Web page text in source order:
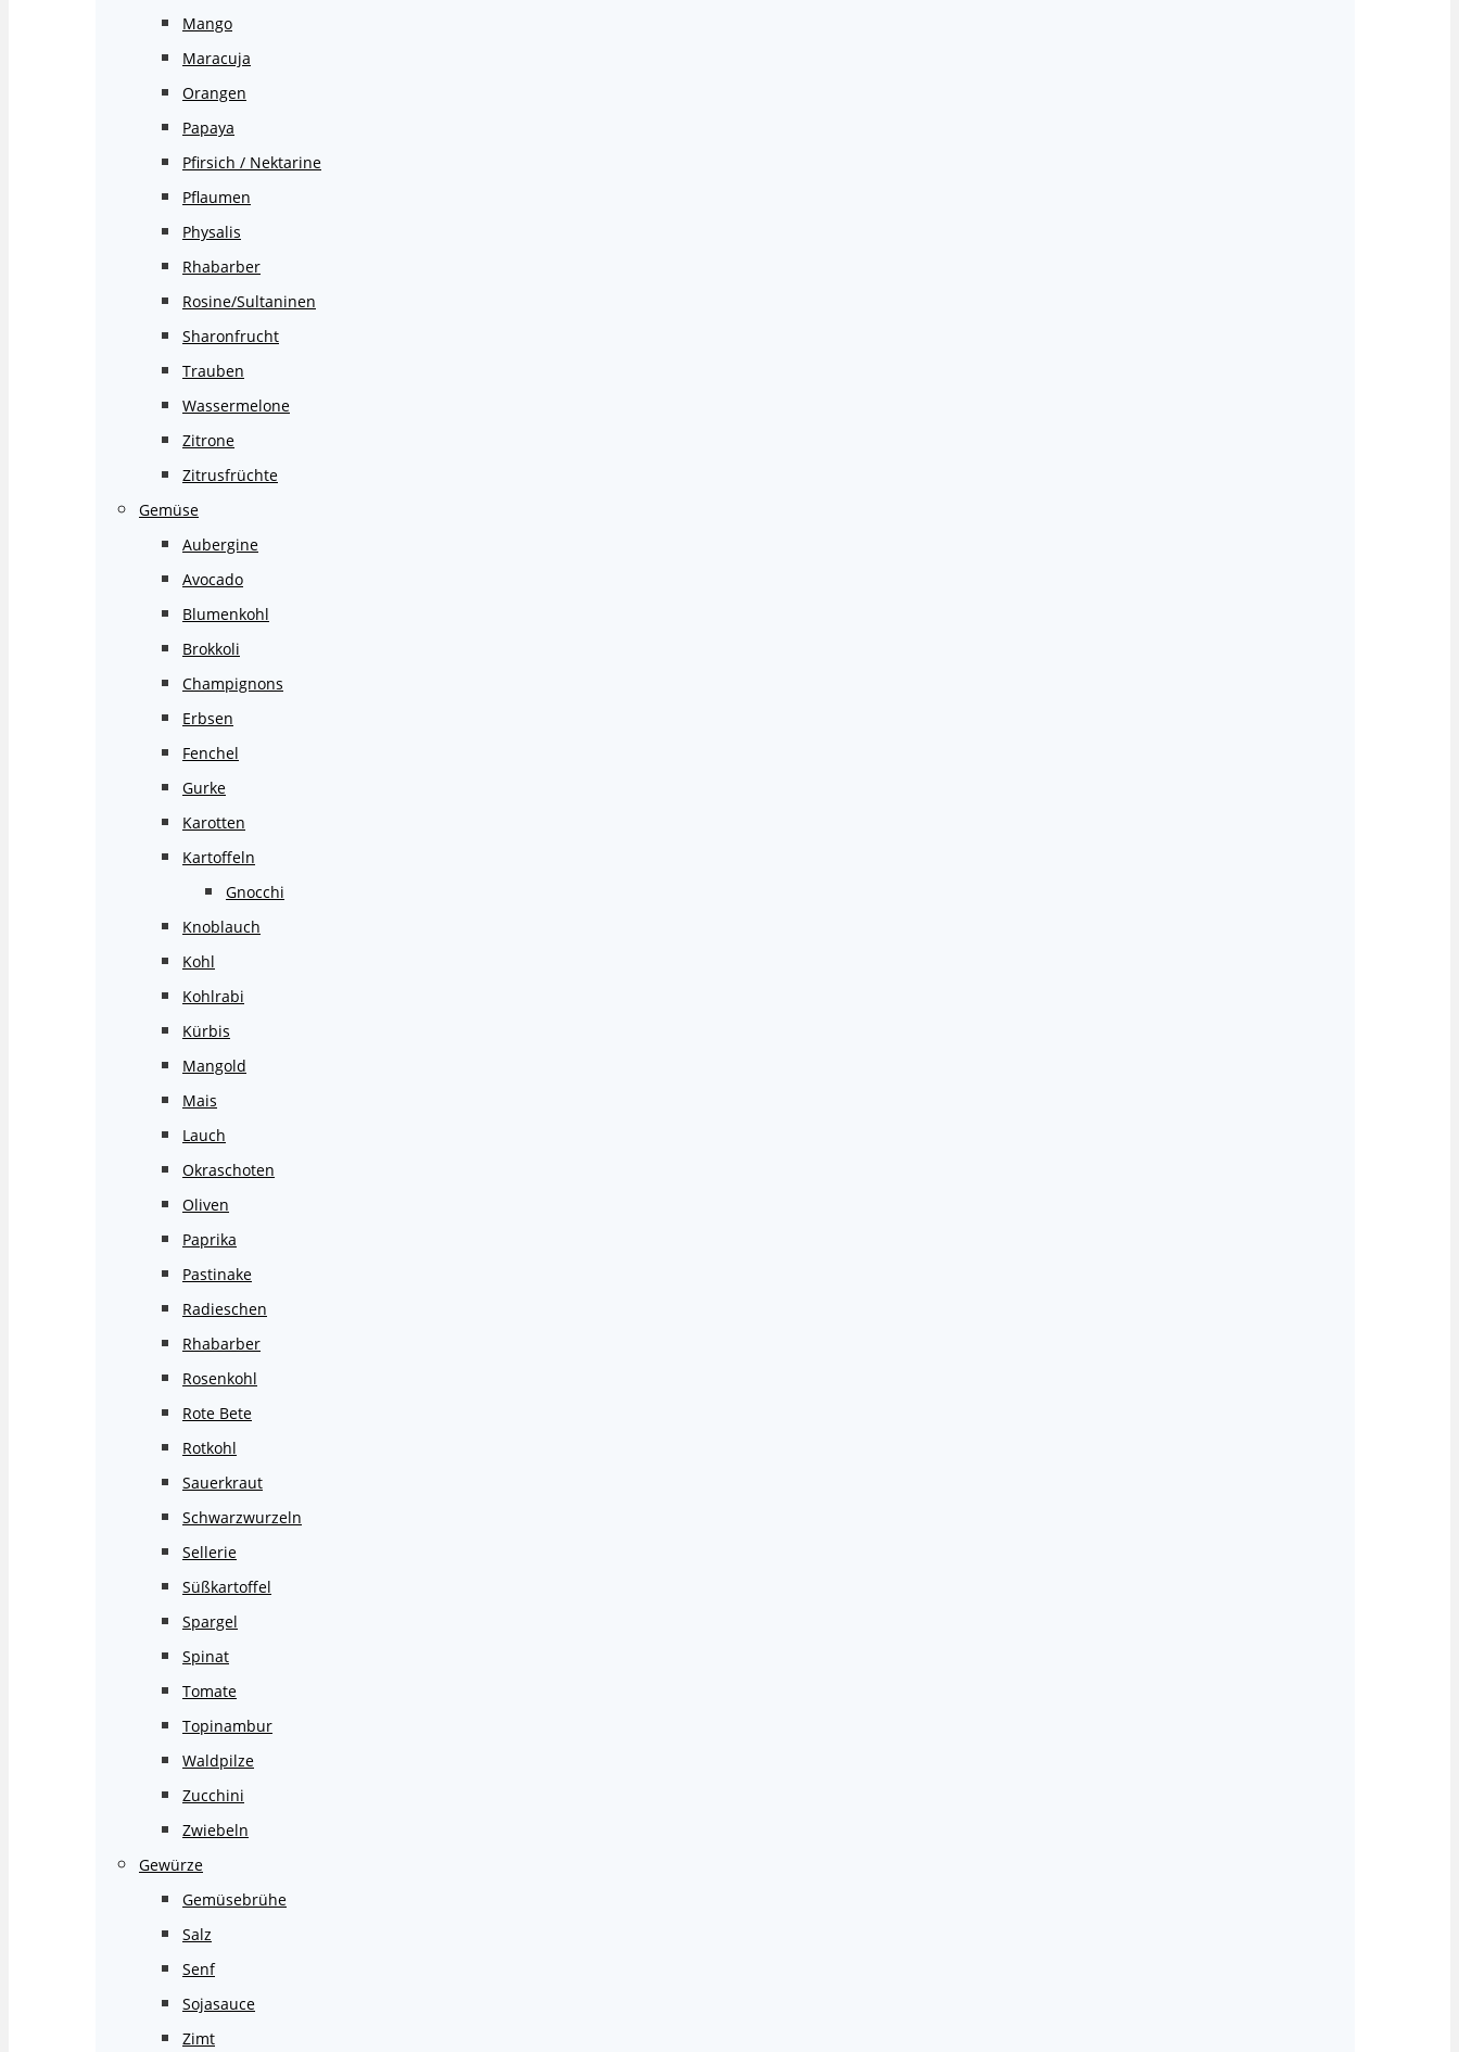
Mango
Maracuja
Orangen
Papaya
Pfirsich / Nektarine
Pflaumen
Physalis
Rhabarber
Rosine/Sultaninen
Sharonfrucht
Trauben
Wassermelone
Zitrone
Zitrusfrüchte
Gemüse
Aubergine
Avocado
Blumenkohl
Brokkoli
Champignons
Erbsen
Fenchel
Gurke
Karotten
Kartoffeln
Gnocchi
Knoblauch
Kohl
Kohlrabi
Kürbis
Mangold
Mais
Lauch
Okraschoten
Oliven
Paprika
Pastinake
Radieschen
Rhabarber
Rosenkohl
Rote Bete
Rotkohl
Sauerkraut
Schwarzwurzeln
Sellerie
Süßkartoffel
Spargel
Spinat
Tomate
Topinambur
Waldpilze
Zucchini
Zwiebeln
Gewürze
Gemüsebrühe
Salz
Senf
Sojasauce
Zimt